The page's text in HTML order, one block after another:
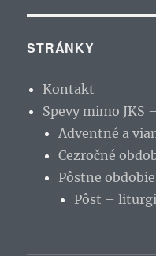
STRÁNKY
Kontakt
Spevy mimo JKS
Adventné a
Cezročné
Pôstne obdobie
Pôst –